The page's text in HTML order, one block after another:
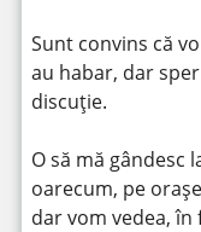
Sunt convins că
au habar, dar
discuție.
O să mă gândesc
oarecum, pe
dar vom vedea,